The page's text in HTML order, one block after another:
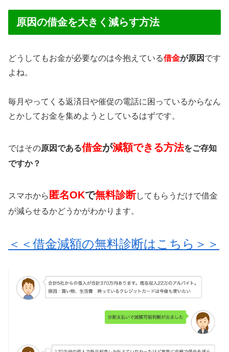
原因の借金を大きく減らす方法
どうしてもお金が必要なのは今抱えている借金が原因 です
よね。
毎月やってくる返済日や催促の電話に困っているからなん
とかしてお金を集めようとしているはずです。
ではその原因である借金が減額できる方法をご存知
ですか？
スマホから 匿名OKで無料診断してもらうだけで借金
が減らせるかどうかがわかります。
＜＜借金減額の無料診断はこちら＞＞